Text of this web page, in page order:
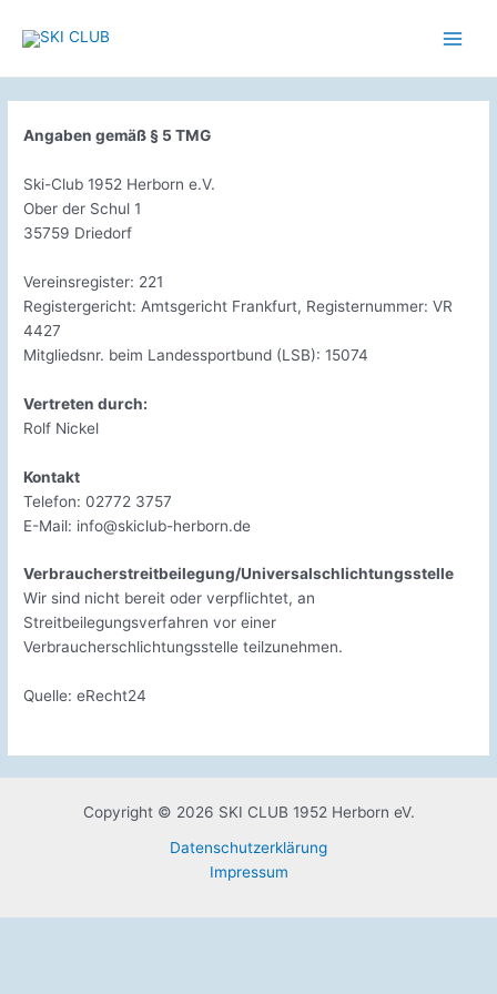
Inhalt
Angaben gemäß § 5 TMG
Ski-Club 1952 Herborn e.V.
Ober der Schul 1
35759 Driedorf
Vereinsregister: 221
Registergericht: Amtsgericht Frankfurt, Registernummer: VR
4427
Mitgliedsnr. beim Landessportbund (LSB): 15074
Vertreten durch:
Rolf Nickel
Kontakt
Telefon: 02772 3757
E-Mail: info@skiclub-herborn.de
Verbraucherstreitbeilegung/Universalschlichtungsstelle
Wir sind nicht bereit oder verpflichtet, an
Streitbeilegungsverfahren vor einer
Verbraucherschlichtungsstelle teilzunehmen.
Quelle: eRecht24
Copyright © 2026 SKI CLUB 1952 Herborn eV.
Datenschutzerklärung
Impressum